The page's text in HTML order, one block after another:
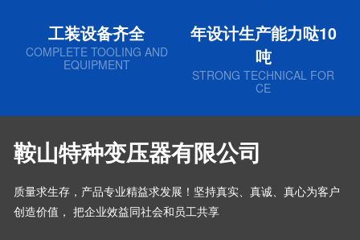
工装设备齐全
COMPLETE TOOLING AND
EQUIPMENT
年设计生产能力哒10
吨
STRONG TECHNICAL FOR
CE
鞍山特种变压器有限公司
质量求生存，产品专业精益求发展！坚持真实、真诚、真心为客户
创造价值， 把企业效益同社会和员工共享